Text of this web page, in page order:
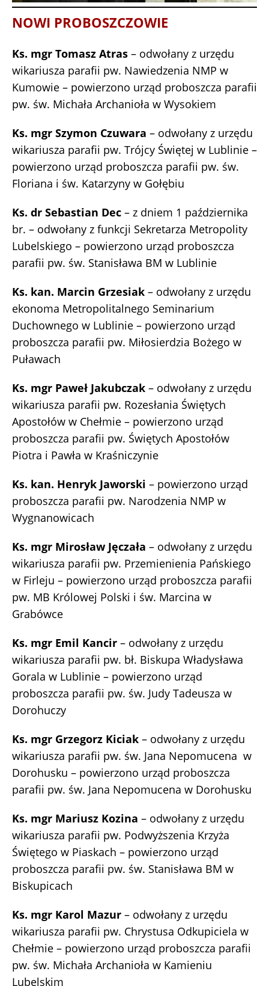
NOWI PROBOSZCZOWIE
Ks. mgr Tomasz Atras – odwołany z urzędu
wikariusza parafii pw. Nawiedzenia NMP w
Kumowie – powierzono urząd proboszcza parafii
pw. św. Michała Archanioła w Wysokiem
Ks. mgr Szymon Czuwara – odwołany z urzędu
wikariusza parafii pw. Trójcy Świętej w Lublinie –
powierzono urząd proboszcza parafii pw. św.
Floriana i św. Katarzyny w Gołębiu
Ks. dr Sebastian Dec – z dniem 1 października
br. – odwołany z funkcji Sekretarza Metropolity
Lubelskiego – powierzono urząd proboszcza
parafii pw. św. Stanisława BM w Lublinie
Ks. kan. Marcin Grzesiak – odwołany z urzędu
ekonoma Metropolitalnego Seminarium
Duchownego w Lublinie – powierzono urząd
proboszcza parafii pw. Miłosierdzia Bożego w
Puławach
Ks. mgr Paweł Jakubczak – odwołany z urzędu
wikariusza parafii pw. Rozesłania Świętych
Apostołów w Chełmie – powierzono urząd
proboszcza parafii pw. Świętych Apostołów
Piotra i Pawła w Kraśniczynie
Ks. kan. Henryk Jaworski – powierzono urząd
proboszcza parafii pw. Narodzenia NMP w
Wygnanowicach
Ks. mgr Mirosław Jęczała – odwołany z urzędu
wikariusza parafii pw. Przemienienia Pańskiego
w Firleju – powierzono urząd proboszcza parafii
pw. MB Królowej Polski i św. Marcina w
Grabówce
Ks. mgr Emil Kancir – odwołany z urzędu
wikariusza parafii pw. bł. Biskupa Władysława
Gorala w Lublinie – powierzono urząd
proboszcza parafii pw. św. Judy Tadeusza w
Dorohuczy
Ks. mgr Grzegorz Kiciak – odwołany z urzędu
wikariusza parafii pw. św. Jana Nepomucena w
Dorohusku – powierzono urząd proboszcza
parafii pw. św. Jana Nepomucena w Dorohusku
Ks. mgr Mariusz Kozina – odwołany z urzędu
wikariusza parafii pw. Podwyższenia Krzyża
Świętego w Piaskach – powierzono urząd
proboszcza parafii pw. św. Stanisława BM w
Biskupicach
Ks. mgr Karol Mazur – odwołany z urzędu
wikariusza parafii pw. Chrystusa Odkupiciela w
Chełmie – powierzono urząd proboszcza parafii
pw. św. Michała Archanioła w Kamieniu
Lubelskim